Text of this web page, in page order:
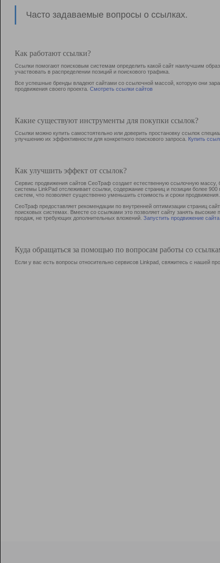
Часто задаваемые вопросы о ссылках.
Как работают ссылки?
Ссылки помогают поисковым системам определить какой сайт наилучшим
участвовать в раcпределении позиций и поискового трафика.
Все успешные бренды владеют сайтами со ссылочной массой, которую они
продвижения своего проекта. Смотреть ссылки сайтов
Какие существуют инструменты для покупки ссылок?
Ссылки можно купить самостоятельно или доверить простановку ссылок
улучшению их эффективности для конкретного поискового запроса. Купить
Как улучшить эффект от ссылок?
Сервис продвижения сайтов СеоТраф создает естественную ссылочную
системы LinkPad отслеживает ссылки, содержание страниц и позиции более
систем, что позволяет существенно уменьшить стоимость и сроки продвижения.
СеоТраф предоставляет рекомендации по внутренней оптимизации страниц
поисковых системах. Вместе со ссылками это позволяет сайту занять
продаж, не требующих дополнительных вложений. Запустить продвижение сайта
Куда обращаться за помощью по вопросам работы со
Если у вас есть вопросы относительно сервисов Linkpad, свяжитесь с нашей